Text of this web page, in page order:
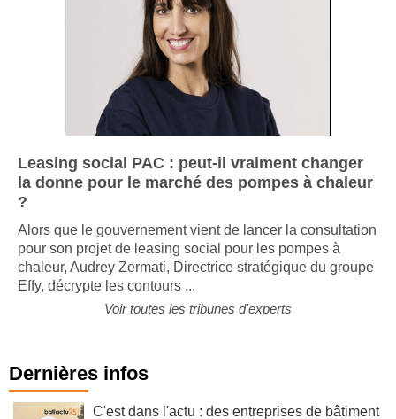
Leasing social PAC : peut-il vraiment changer
la donne pour le marché des pompes à chaleur
?
Alors que le gouvernement vient de lancer la consultation
pour son projet de leasing social pour les pompes à
chaleur, Audrey Zermati, Directrice stratégique du groupe
Effy, décrypte les contours ...
Voir toutes les tribunes d'experts
Dernières infos
C'est dans l'actu : des entreprises de bâtiment